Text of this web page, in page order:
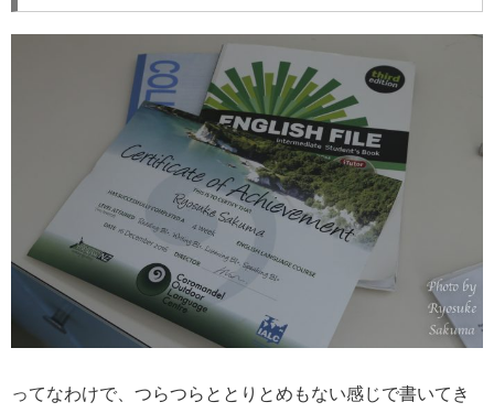
ってなわけで、つらつらととりとめもない感じで書いてき